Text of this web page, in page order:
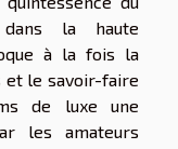
la haute
à la fois la
et le savoir-faire
de luxe une
les amateurs